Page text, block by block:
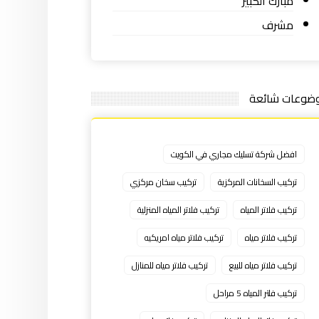
مشرف
شائعة
افضل شركة تسليك مجاري في الكويت
تركيب السخانات المركزية
تركيب سخان مركزي
تركيب فلاتر المياه
تركيب فلاتر المياه المنزلية
تركيب فلاتر مياه
تركيب فلاتر مياه امريكيه
تركيب فلاتر مياه للبيع
تركيب فلاتر مياه للمنازل
تركيب فلتر المياه 5 مراحل